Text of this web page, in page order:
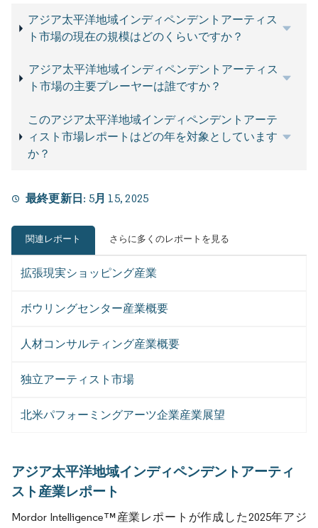
アジア太平洋地域インディペンデントアーティス
ト市場の現在の規模はどのくらいですか？
アジア太平洋地域インディペンデントアーティス
ト市場の主要プレーヤーは誰ですか？
このアジア太平洋地域インディペンデントアーテ
ィスト市場レポートはどの年を対象としています
か？
最終更新日: 5月 15, 2025
関連レポート さらに多くのレポートを見る
拡張現実ショッピング産業
ボウリングセンター産業概要
人材コンサルティング産業概要
独立アーティスト市場
北米パフォーミングアーツ企業産業展望
アジア太平洋地域インディペンデントアーティ
スト産業レポート
Mordor Intelligence™産業レポートが作成した2025年アジ